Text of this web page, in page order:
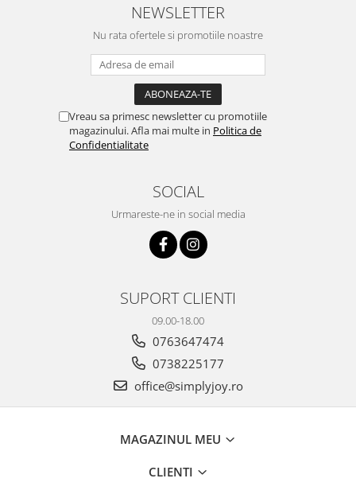
NEWSLETTER
Nu rata ofertele si promotiile noastre
Vreau sa primesc newsletter cu promotiile
magazinului. Afla mai multe in Politica de
Confidentialitate
SOCIAL
Urmareste-ne in social media
SUPORT CLIENTI
09.00-18.00
0763647474
0738225177
office@simplyjoy.ro
MAGAZINUL MEU
CLIENTI